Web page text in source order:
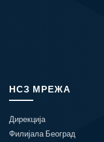
НСЗ МРЕЖА
Дирекција
Филијала Београд